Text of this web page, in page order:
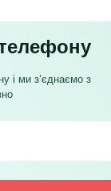
і ми з’єднаємо з